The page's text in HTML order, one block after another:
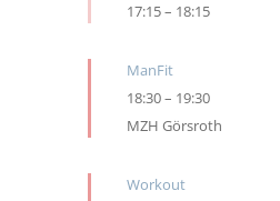
17:15– 18:15
ManFit
18:30– 19:30
MZH Görsroth
Workout